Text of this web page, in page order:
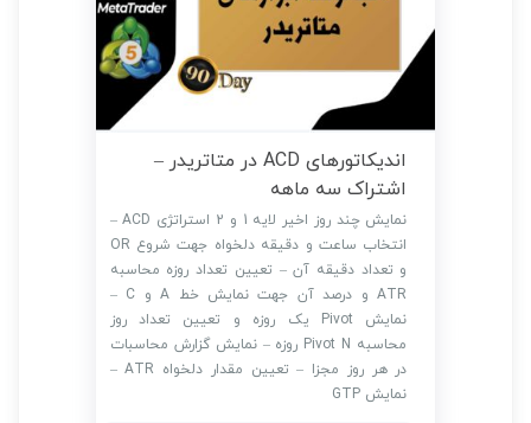
اندیکاتورهای ACD در متاتریدر –
اشتراک سه ماهه
نمایش چند روز اخیر لایه 1 و 2 استراتژی ACD –
انتخاب ساعت و دقیقه دلخواه جهت شروع OR
و تعداد دقیقه آن – تعیین تعداد روزه محاسبه
ATR و درصد آن جهت نمایش خط A و C –
نمایش Pivot یک روزه و تعیین تعداد روز
محاسبه Pivot N روزه – نمایش گزارش محاسبات
در هر روز مجزا – تعیین مقدار دلخواه ATR –
نمایش GTP